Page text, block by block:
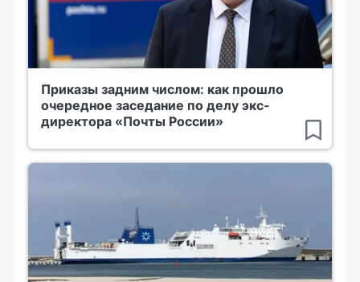
Приказы задним числом: как прошло
очередное заседание по делу экс-
директора «Почты России»